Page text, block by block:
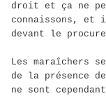
droit et ça ne
connaissons, et
devant le
Les maraîchers
de la présence
ne sont